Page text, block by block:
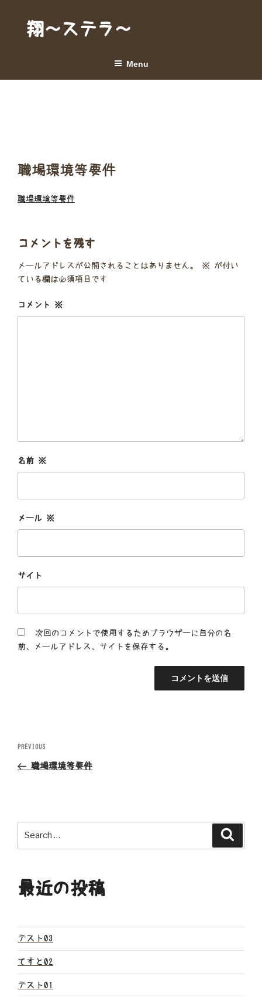
content翔～ステラ～
Menu
職場環境等要件
職場環境等要件
コメントを残す
メールアドレスが公開されることはありません。 ※ が付い
ている欄は必須項目です
コメント ※
名前 ※
メール ※
サイト
次回のコメントで使用するためブラウザーに自分の名
前、メールアドレス、サイトを保存する。
投
稿
ビ
ゲ
シ
ン
Previous
Post
PREVIOUS
職場環境等要件
最近の投稿
テスト03
てすと02
テスト01